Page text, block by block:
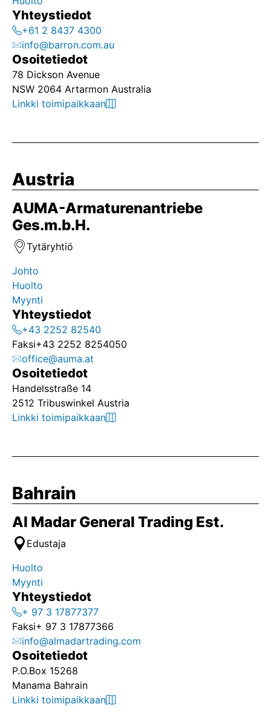
Yhteystiedot
+61 2 8437 4300
info@barron.com.au
Osoitetiedot
78 Dickson Avenue
NSW 2064 Artarmon Australia
Linkki toimipaikkaan
Austria
AUMA-Armaturenantriebe
Ges.m.b.H.
Tytäryhtiö
Johto
Huolto
Myynti
Yhteystiedot
+43 2252 82540
Faksi+43 2252 8254050
office@auma.at
Osoitetiedot
Handelsstraße 14
2512 Tribuswinkel Austria
Linkki toimipaikkaan
Bahrain
Al Madar General Trading Est.
Edustaja
Huolto
Myynti
Yhteystiedot
+ 97 3 17877377
Faksi+ 97 3 17877366
info@almadartrading.com
Osoitetiedot
P.O.Box 15268
Manama Bahrain
Linkki toimipaikkaan